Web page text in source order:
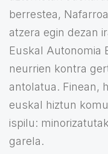
berrestea,
atzera egin dezan
Euskal Autonomia
neurrien kontra
antolatua. Finean,
euskal hiztun
ispilu:
garela.